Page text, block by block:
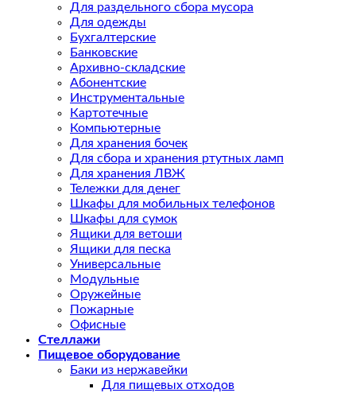
Для раздельного сбора мусора
Для одежды
Бухгалтерские
Банковские
Архивно-складские
Абонентские
Инструментальные
Картотечные
Компьютерные
Для хранения бочек
Для сбора и хранения ртутных ламп
Для хранения ЛВЖ
Тележки для денег
Шкафы для мобильных телефонов
Шкафы для сумок
Ящики для ветоши
Ящики для песка
Универсальные
Модульные
Оружейные
Пожарные
Офисные
Стеллажи
Пищевое оборудование
Баки из нержавейки
Для пищевых отходов